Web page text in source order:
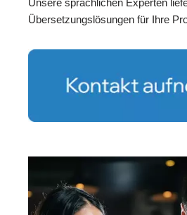
Übersetzungslösungen für Ihre